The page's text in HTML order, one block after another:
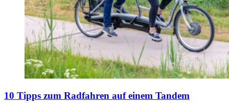
10 Tipps zum Radfahren auf einem Tandem